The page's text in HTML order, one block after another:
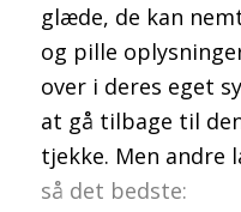
glæde, de kan
og pille
over i deres eget
at gå tilbage til
tjekke. Men andre
så det bedste: